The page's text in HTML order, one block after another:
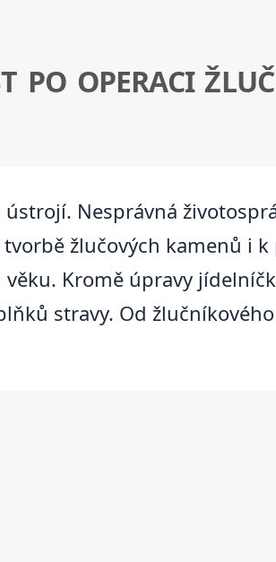
PO OPERACI
Nesprávná
žlučových kamenů i
Kromě úpravy
stravy. Od